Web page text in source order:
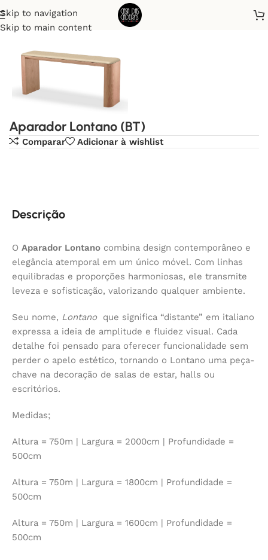
Skip to navigation
Skip to main content
Início Aparadores
Aparador Lontano (BT)
Comparar Adicionar à wishlist
Descrição
O Aparador Lontano combina design contemporâneo e
elegância atemporal em um único móvel. Com linhas
equilibradas e proporções harmoniosas, ele transmite
leveza e sofisticação, valorizando qualquer ambiente.
Seu nome, Lontanoque significa “distante” em italiano
expressa a ideia de amplitude e fluidez visual. Cada
detalhe foi pensado para oferecer funcionalidade sem
perder o apelo estético, tornando o Lontano uma peça-
chave na decoração de salas de estar, halls ou
escritórios.
Medidas;
Altura = 750m | Largura = 2000cm | Profundidade =
500cm
Altura = 750m | Largura = 1800cm | Profundidade =
500cm
Altura = 750m | Largura = 1600cm | Profundidade =
500cm